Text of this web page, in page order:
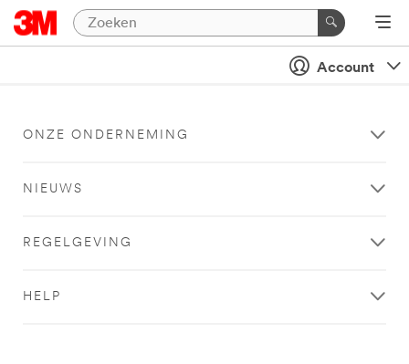
Account
ONZE ONDERNEMING
NIEUWS
REGELGEVING
HELP